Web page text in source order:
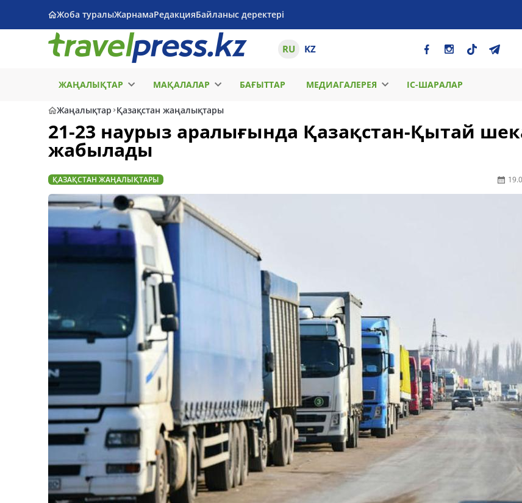
Жоба туралыЖарнамаРедакцияБайланыс деректері
RU KZ
ЖАҢАЛЫҚТАР МАҚАЛАЛАР БАҒЫТТАР МЕДИАГАЛЕРЕЯ ІС-ШАРАЛАР
Жаңалықтар Қазақстан жаңалықтары
21-23 наурыз аралығында Қазақстан-Қытай
жабылады
ҚАЗАҚСТАН ЖАҢАЛЫҚТАРЫ